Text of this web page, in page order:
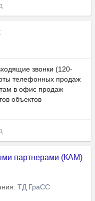
звонки (120-
телефонных продаж
в офис продаж
объектов
партнерами (КАМ)
ТД ГраСС